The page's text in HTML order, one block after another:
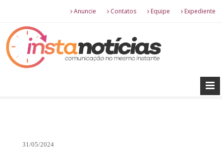
Anuncie Contatos Equipe Expediente
31/05/2024